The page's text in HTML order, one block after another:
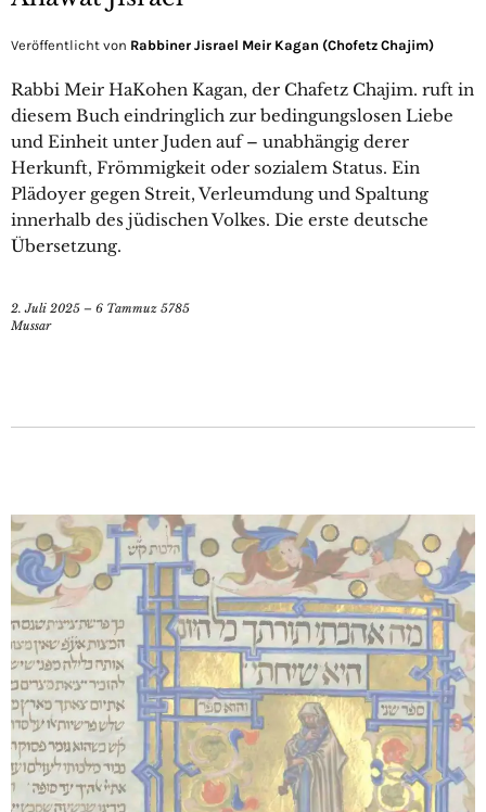
Veröffentlicht von Rabbiner Jisrael Meir Kagan (Chofetz Chajim)
Rabbi Meir HaKohen Kagan, der Chafetz Chajim. ruft in
diesem Buch eindringlich zur bedingungslosen Liebe
und Einheit unter Juden auf – unabhängig derer
Herkunft, Frömmigkeit oder sozialem Status. Ein
Plädoyer gegen Streit, Verleumdung und Spaltung
innerhalb des jüdischen Volkes. Die erste deutsche
Übersetzung.
2. Juli 2025 – 6 Tammuz 5785
Mussar